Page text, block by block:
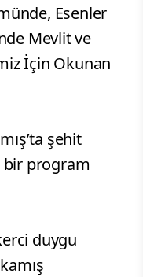
Esenler
Mevlit ve
İçin Okunan
şehit
bir program
duygu